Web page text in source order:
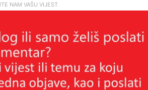
NAM VAŠU VIJEST
Brutalan govor Troskota koji je